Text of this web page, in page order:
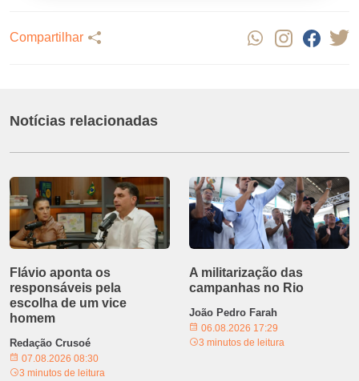
Compartilhar
Notícias relacionadas
Flávio aponta os
responsáveis pela
escolha de um vice
homem
Redação Crusoé
07.08.2026 08:30
3 minutos de leitura
A militarização das
campanhas no Rio
João Pedro Farah
06.08.2026 17:29
3 minutos de leitura